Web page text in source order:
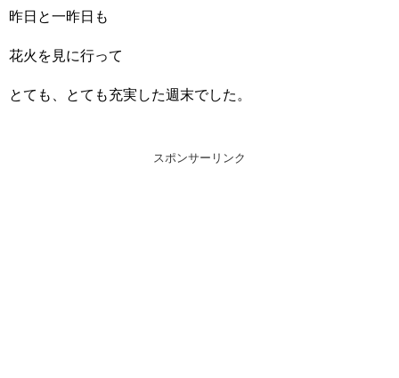
昨日と一昨日も
花火を見に行って
とても、とても充実した週末でした。
スポンサーリンク